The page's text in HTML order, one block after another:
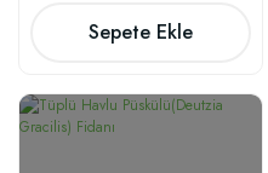
Sepete Ekle